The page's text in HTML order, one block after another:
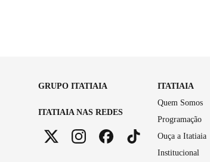
GRUPO ITATIAIA
ITATIAIA NAS REDES
ITATIAIA
Quem Somos
Programação
Ouça a Itatiaia
Institucional